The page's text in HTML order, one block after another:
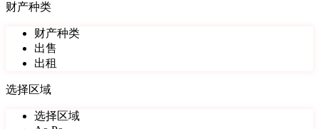
财产种类
财产种类
出售
出租
选择区域
选择区域